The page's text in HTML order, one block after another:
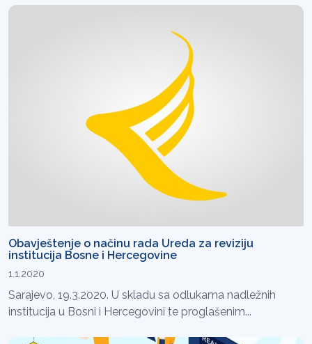
Obavještenje o načinu rada Ureda za reviziju
institucija Bosne i Hercegovine
1.1.2020
Sarajevo, 19.3.2020. U skladu sa odlukama nadležnih
institucija u Bosni i Hercegovini te proglašenim...